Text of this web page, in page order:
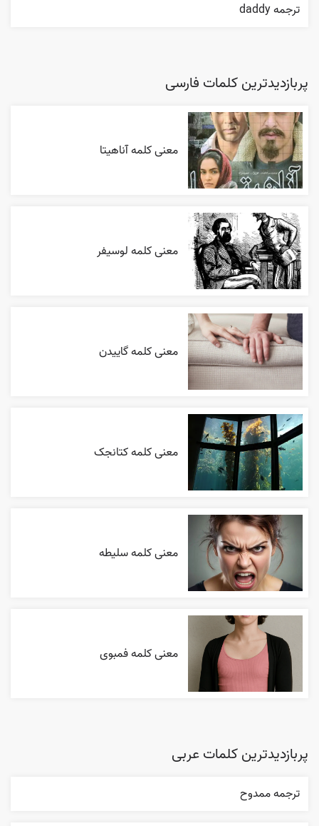
ترجمه daddy
پربازدیدترین کلمات فارسی
معنی کلمه آناهیتا
معنی کلمه لوسیفر
معنی کلمه گاییدن
معنی کلمه کتانجک
معنی کلمه سلیطه
معنی کلمه فمبوی
پربازدیدترین کلمات عربی
ترجمه ممدوح